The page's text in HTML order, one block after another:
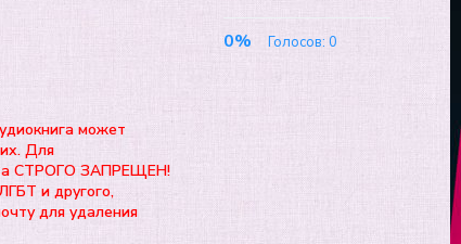
может
Для
СТРОГО ЗАПРЕЩЕН!
и другого,
для удаления
0% Голосов: 0